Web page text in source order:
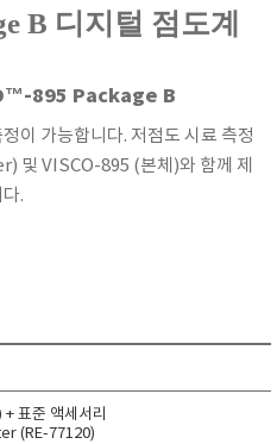
B 디지털 점도계
895 Package B
이 가능합니다. 저점도 시료 측정
VISCO-895 (본체)와 함께 제
.
표준 액세서리
(RE-77120)